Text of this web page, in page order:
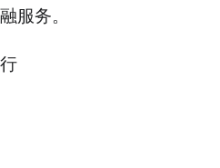
服务。